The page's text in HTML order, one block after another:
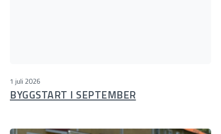
1 juli 2026
BYGGSTART I SEPTEMBER